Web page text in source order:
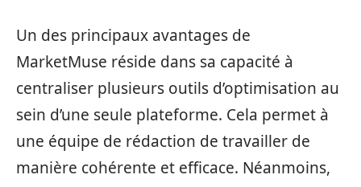
Un des principaux avantages de
MarketMuse réside dans sa capacité à
centraliser plusieurs outils d’optimisation au
sein d’une seule plateforme. Cela permet à
une équipe de rédaction de travailler de
manière cohérente et efficace. Néanmoins,